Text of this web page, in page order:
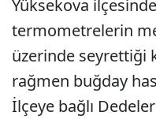
Yüksekova
termometrelerin
üzerinde seyrettiği
rağmen buğday
İlçeye bağlı